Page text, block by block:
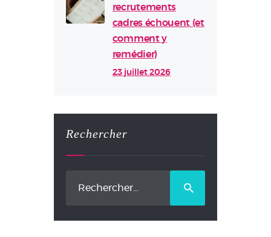
recrutements
cadres échouent (et
comment y
remédier)
23 juillet 2026
Rechercher